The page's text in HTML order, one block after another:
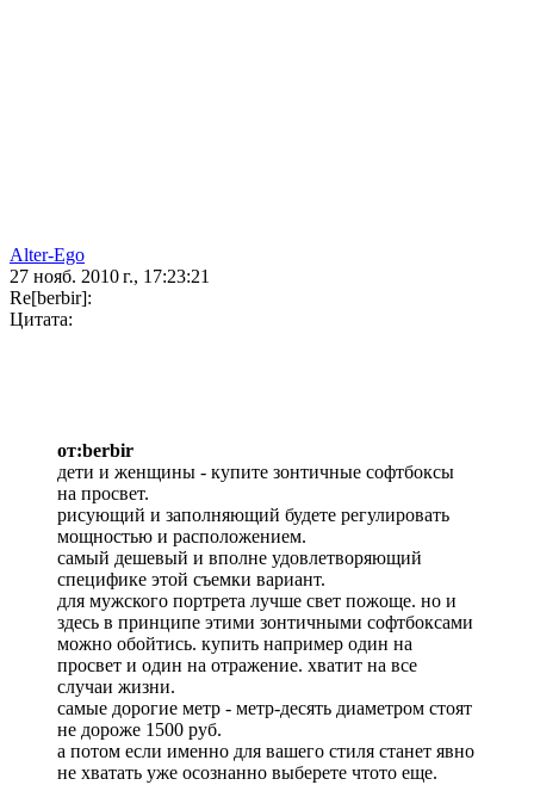
Alter-Ego
27 нояб. 2010 г., 17:23:21
Re[berbir]:
Цитата:
от:berbir
дети и женщины - купите зонтичные софтбоксы
на просвет.
рисующий и заполняющий будете регулировать
мощностью и расположением.
самый дешевый и вполне удовлетворяющий
специфике этой съемки вариант.
для мужского портрета лучше свет пожоще. но и
здесь в принципе этими зонтичными софтбоксами
можно обойтись. купить например один на
просвет и один на отражение. хватит на все
случаи жизни.
самые дорогие метр - метр-десять диаметром стоят
не дороже 1500 руб.
а потом если именно для вашего стиля станет явно
не хватать уже осознанно выберете чтото еще.